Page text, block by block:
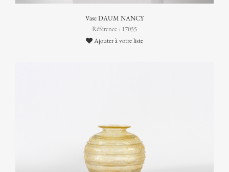
Vase DAUM NANCY
Référence : 17055
Ajouter à votre liste